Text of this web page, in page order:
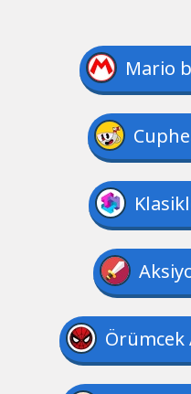
Mario
Örümcek